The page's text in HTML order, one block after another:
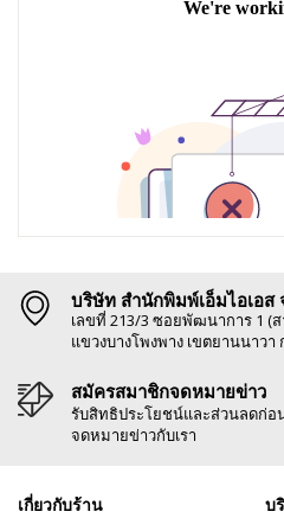
บริษัท สำนักพิมพ์เอ็มไอเอส
เลขที่ 213/3 ซอยพัฒนาการ 1 (
แขวงบางโพงพาง เขตยานนาวา
สมัครสมาชิกจดหมายข่าว
รับสิทธิประโยชน์และส่วนลดก่อ
จดหมายข่าวกับเรา
เกี่ยวกับร้าน บ